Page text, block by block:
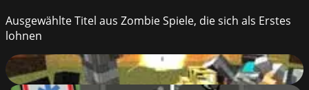
Ausgewählte Titel aus Zombie Spiele, die sich als Erstes
lohnen
Pixel Warfare 4 WebGL
86%